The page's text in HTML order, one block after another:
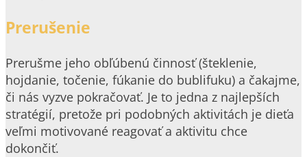
Prerušenie
Prerušme jeho obľúbenú činnosť (šteklenie,
hojdanie, točenie, fúkanie do bublifuku) a čakajme,
či nás vyzve pokračovať. Je to jedna z najlepších
stratégií, pretože pri podobných aktivitách je dieťa
veľmi motivované reagovať a aktivitu chce
dokončiť.